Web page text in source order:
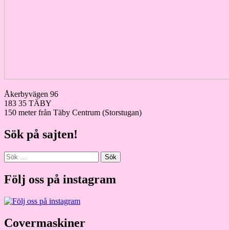
Åkerbyvägen 96
183 35 TÄBY
150 meter från Täby Centrum (Storstugan)
Sök på sajten!
Sök
efter:
Följ oss på instagram
Covermaskiner